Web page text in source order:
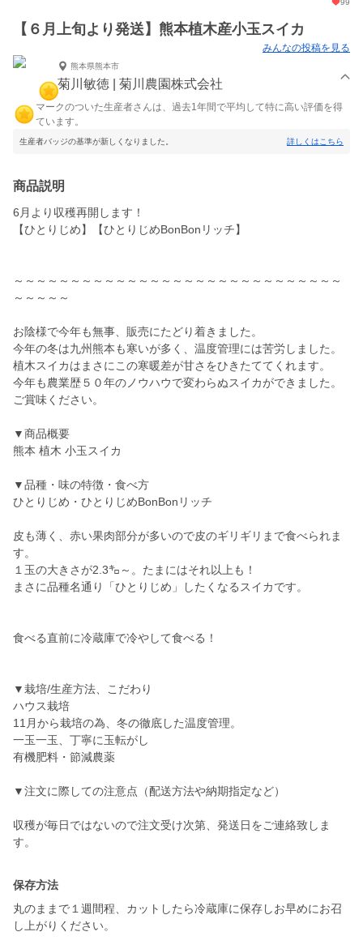
【６月上旬より発送】熊本植木産小玉スイカ
みんなの投稿を見る
熊本県熊本市
菊川敏徳 | 菊川農園株式会社
マークのついた生産者さんは、過去1年間で平均して特に高い評価を得
ています。
生産者バッジの基準が新しくなりました。 詳しくはこちら
商品説明
6月より収穫再開します！
【ひとりじめ】【ひとりじめBonBonリッチ】
～～～～～～～～～～～～～～～～～～～～～～～～～～～～～
～～～～～
お陰様で今年も無事、販売にたどり着きました。
今年の冬は九州熊本も寒いが多く、温度管理には苦労しました。
植木スイカはまさにこの寒暖差が甘さをひきたててくれます。
今年も農業歴５０年のノウハウで変わらぬスイカができました。
ご賞味ください。
▼商品概要
熊本 植木 小玉スイカ
▼品種・味の特徴・食べ方
ひとりじめ・ひとりじめBonBonリッチ
皮も薄く、赤い果肉部分が多いので皮のギリギリまで食べられま
す。
１玉の大きさが2.3㌔～。たまにはそれ以上も！
まさに品種名通り「ひとりじめ」したくなるスイカです。
食べる直前に冷蔵庫で冷やして食べる！
▼栽培/生産方法、こだわり
ハウス栽培
11月から栽培の為、冬の徹底した温度管理。
一玉一玉、丁寧に玉転がし
有機肥料・節減農薬
▼注文に際しての注意点（配送方法や納期指定など）
収穫が毎日ではないので注文受け次第、発送日をご連絡致しま
す。
保存方法
丸のままで１週間程、カットしたら冷蔵庫に保存しお早めにお召
し上がりください。